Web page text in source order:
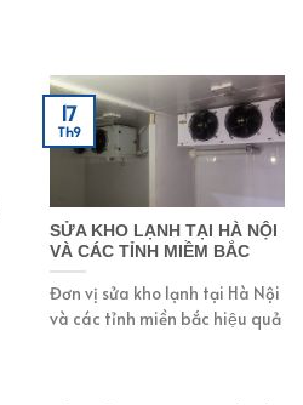
SỬA KHO LẠNH TẠI HÀ NỘI
VÀ CÁC TỈNH MIỀM BẮC
Đơn vị sửa kho lạnh tại Hà Nội
và các tỉnh miền bắc hiệu quả
17
Th9